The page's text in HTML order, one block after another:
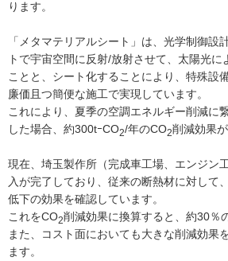
ります。
「メタマテリアルシート」は、光学制御設
トで宇宙空間に反射/放射させて、太陽光
ことと、シート化することにより、特殊設
廉価且つ簡便な施工で実現しています。
これにより、夏季の空調エネルギー削減に
した場合、約300tｰCO2/年のCO2削減効果
現在、埼玉製作所（完成車工場、エンジン
入が完了しており、従来の断熱材に対して
低下の効果を確認しています。
これをCO2削減効果に換算すると、約30％
また、コスト面においても大きな削減効果
ます。